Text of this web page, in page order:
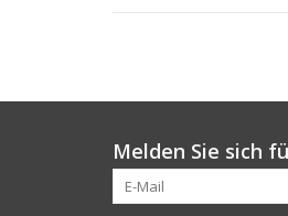
Melden Sie sich